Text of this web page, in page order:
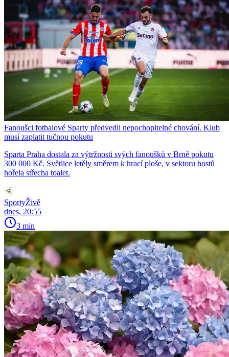
Fanoušci fotbalové Sparty předvedli nepochopitelné chování. Klub
musí zaplatit tučnou pokutu
Sparta Praha dostala za výtržnosti svých fanoušků v Brně pokutu
300 000 Kč. Světlice letěly směrem k hrací ploše, v sektoru hostů
hořela střecha toalet.
SportyŽivě
dnes, 20:55
3 min